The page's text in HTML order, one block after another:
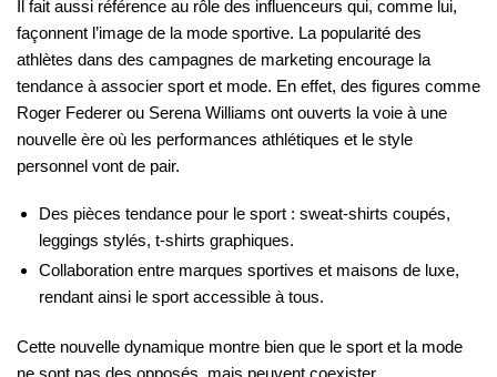
Il fait aussi référence au rôle des influenceurs qui, comme lui,
façonnent l’image de la mode sportive. La popularité des
athlètes dans des campagnes de marketing encourage la
tendance à associer sport et mode. En effet, des figures comme
Roger Federer ou Serena Williams ont ouverts la voie à une
nouvelle ère où les performances athlétiques et le style
personnel vont de pair.
Des pièces tendance pour le sport : sweat-shirts coupés,
leggings stylés, t-shirts graphiques.
Collaboration entre marques sportives et maisons de luxe,
rendant ainsi le sport accessible à tous.
Cette nouvelle dynamique montre bien que le sport et la mode